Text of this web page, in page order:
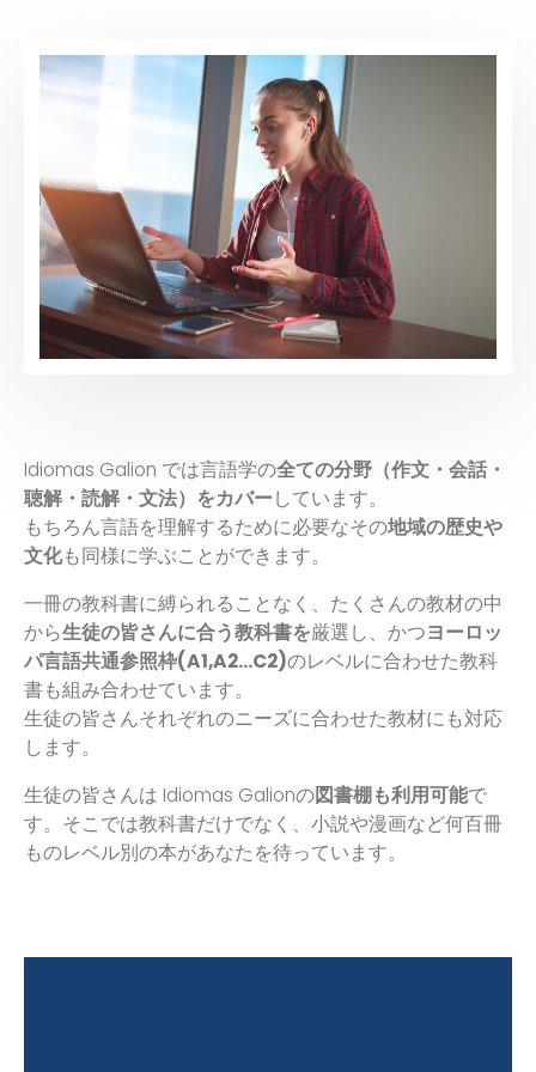
Idiomas Galion では言語学の全ての分野（作文・会話・
聴解・読解・文法）をカバーしています。
もちろん言語を理解するために必要なその地域の歴史や
文化も同様に学ぶことができます。
一冊の教科書に縛られることなく、たくさんの教材の中
から生徒の皆さんに合う教科書を厳選し、かつヨーロッ
パ言語共通参照枠(A1,A2…C2)のレベルに合わせた教科
書も組み合わせています。
生徒の皆さんそれぞれのニーズに合わせた教材にも対応
します。
生徒の皆さんは Idiomas Galionの図書棚も利用可能で
す。そこでは教科書だけでなく、小説や漫画など何百冊
ものレベル別の本があなたを待っています。